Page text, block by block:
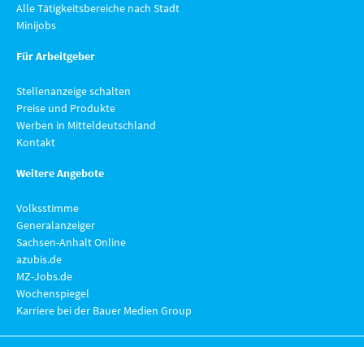
Alle Tätigkeitsbereiche nach Stadt
Minijobs
Für Arbeitgeber
Stellenanzeige schalten
Preise und Produkte
Werben in Mitteldeutschland
Kontakt
Weitere Angebote
Volksstimme
Generalanzeiger
Sachsen-Anhalt Online
azubis.de
MZ-Jobs.de
Wochenspiegel
Karriere bei der Bauer Medien Group